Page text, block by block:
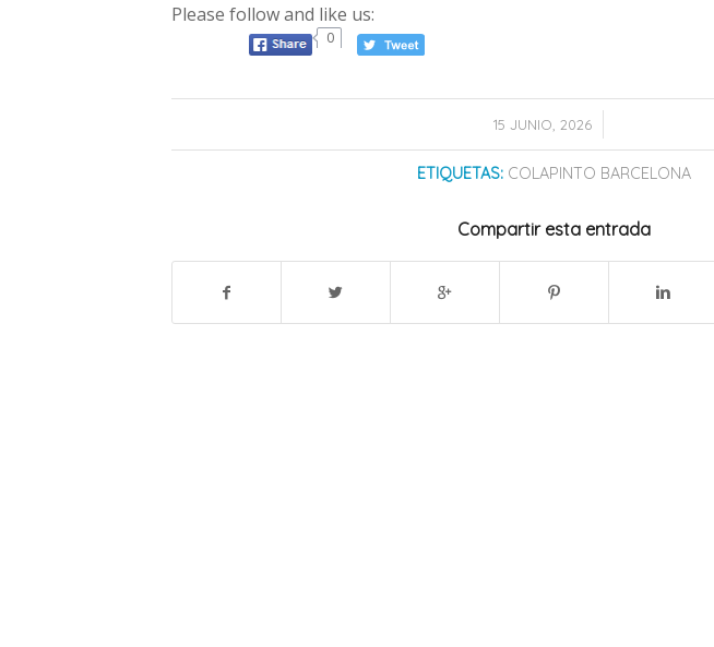
Please follow and like us:
0
15 JUNIO, 2026
/
ETIQUETAS: COLAPINTO BARCELONA
Compartir esta entrada